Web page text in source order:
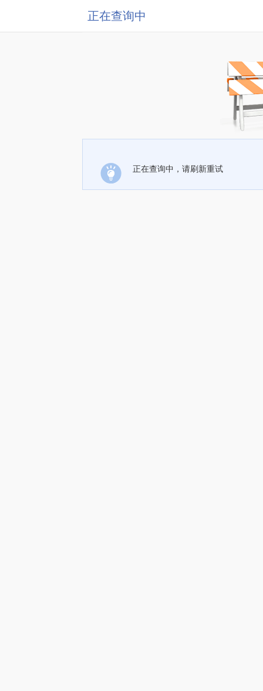
正在查询中
正在查询中，请刷新重试